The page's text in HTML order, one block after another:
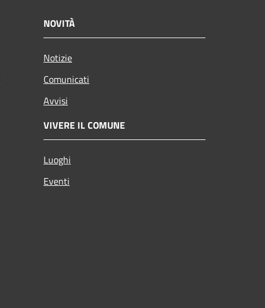
NOVITÀ
Notizie
Comunicati
Avvisi
VIVERE IL COMUNE
Luoghi
Eventi